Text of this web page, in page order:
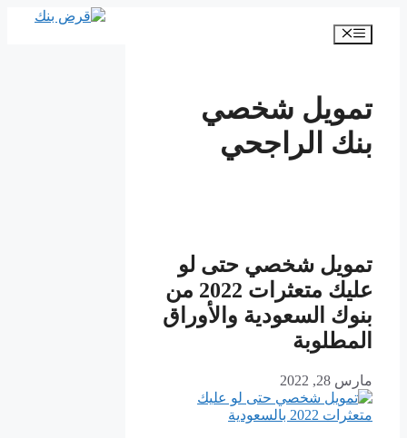
المحتوى
القائمة
تمويل شخصي
بنك الراجحي
تمويل شخصي حتى لو
عليك متعثرات 2022 من
بنوك السعودية والأوراق
المطلوبة
مارس 28, 2022